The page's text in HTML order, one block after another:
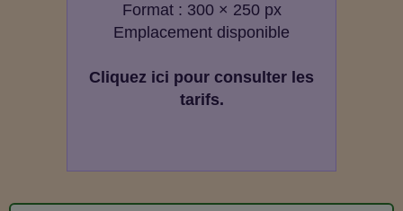
Format : 300 × 250 px
Emplacement disponible
Cliquez ici pour consulter les
tarifs.